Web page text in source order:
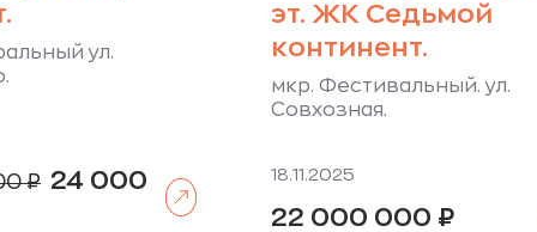
ул.
₽
Первоначальная
цена
24 000
эт. ЖК Седьмой
континент.
мкр. Фестивальный. ул.
Совхозная.
18.11.2025
22 000 000 ₽